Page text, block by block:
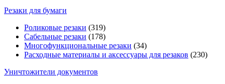
Резаки для бумаги
Роликовые резаки (319)
Сабельные резаки (178)
Многофункциональные резаки (34)
Расходные материалы и аксессуары для резаков (230)
Уничтожители документов